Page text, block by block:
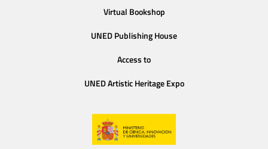
Virtual Bookshop
UNED Publishing House
Access to
UNED Artistic Heritage Expo